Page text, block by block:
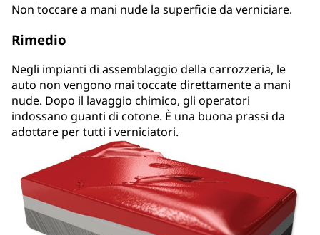
Non toccare a mani nude la superficie da verniciare.
Rimedio
Negli impianti di assemblaggio della carrozzeria, le
auto non vengono mai toccate direttamente a mani
nude. Dopo il lavaggio chimico, gli operatori
indossano guanti di cotone. È una buona prassi da
adottare per tutti i verniciatori.